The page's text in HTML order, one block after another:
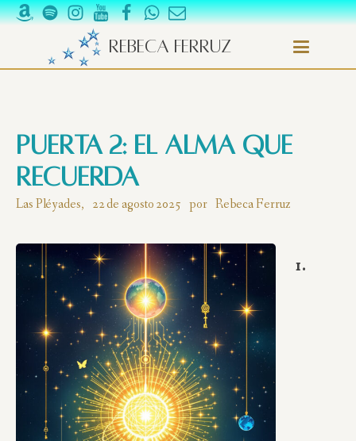
Rebeca Ferruz
Puerta 2: El Alma que
Recuerda
Las Pléyades, 22 de agosto 2025 por Rebeca Ferruz
1.